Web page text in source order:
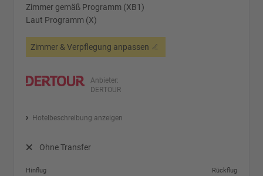
Zimmer gemäß Programm (XB1)
Laut Programm (X)
Zimmer & Verpflegung anpassen
Anbieter:
DERTOUR
Hotelbeschreibung anzeigen
Ohne Transfer
Hinflug
Rückflug